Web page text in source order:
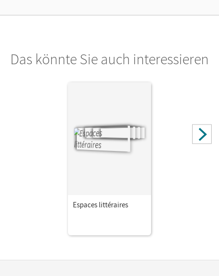
Das könnte Sie auch interessieren
Espaces littéraires